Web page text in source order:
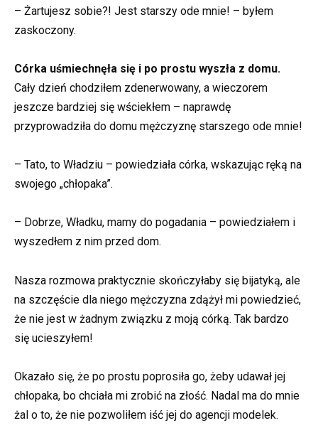
– Żartujesz sobie?! Jest starszy ode mnie! – byłem
zaskoczony.
Córka uśmiechnęła się i po prostu wyszła z domu.
Cały dzień chodziłem zdenerwowany, a wieczorem
jeszcze bardziej się wściekłem – naprawdę
przyprowadziła do domu mężczyznę starszego ode mnie!
– Tato, to Władziu – powiedziała córka, wskazując ręką na
swojego „chłopaka”.
– Dobrze, Władku, mamy do pogadania – powiedziałem i
wyszedłem z nim przed dom.
Nasza rozmowa praktycznie skończyłaby się bijatyką, ale
na szczęście dla niego mężczyzna zdążył mi powiedzieć,
że nie jest w żadnym związku z moją córką. Tak bardzo
się ucieszyłem!
Okazało się, że po prostu poprosiła go, żeby udawał jej
chłopaka, bo chciała mi zrobić na złość. Nadal ma do mnie
żal o to, że nie pozwoliłem iść jej do agencji modelek.